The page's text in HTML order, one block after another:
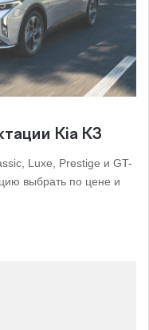
Kia K3
Luxe, Prestige и GT-
выбрать по цене и